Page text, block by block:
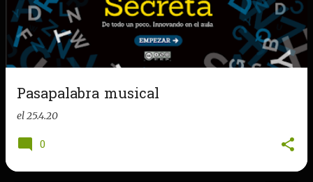
Pasapalabra musical
el25.4.20
0